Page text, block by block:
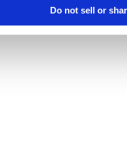
Do not sell or